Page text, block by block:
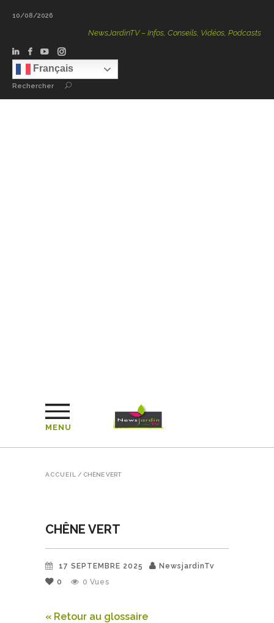
10/08/2026
NewsJardinTV – Infos, Conseils, Vidéos, Podcasts – 100
Français
Rechercher
MENU
ACCUEIL / CHÊNE VERT
CHÊNE VERT
17 SEPTEMBRE 2025
NewsjardinTv
0
0 Vues
« Retour au glossaire